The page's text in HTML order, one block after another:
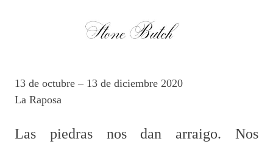
13 de octubre – 13 de diciembre 2020
La Raposa
Las piedras nos dan arraigo. Nos